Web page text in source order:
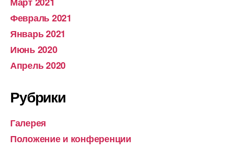
Февраль 2021
Январь 2021
Июнь 2020
Апрель 2020
Рубрики
Галерея
Положение и конференции